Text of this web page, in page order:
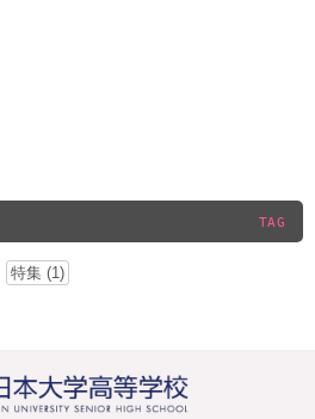
TAG
特集 (1)